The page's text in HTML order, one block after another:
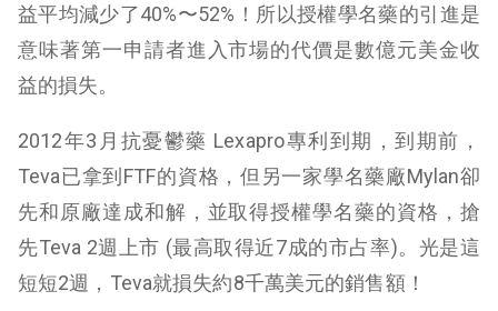
益平均減少了40%〜52%！所以授權學名藥的引進是
意味著第一申請者進入市場的代價是數億元美金收
益的損失。
2012年3月抗憂鬱藥 Lexapro專利到期，到期前，
Teva已拿到FTF的資格，但另一家學名藥廠Mylan卻
先和原廠達成和解，並取得授權學名藥的資格，搶
先Teva 2週上市 (最高取得近7成的市占率)。光是這
短短2週，Teva就損失約8千萬美元的銷售額！